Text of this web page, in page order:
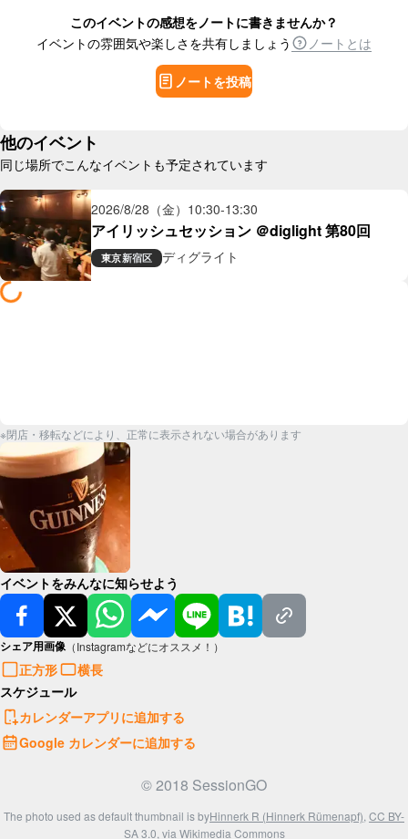
このイベントの感想をノートに書きませんか？
イベントの雰囲気や楽しさを共有しましょう
ノートとは
ノートを投稿
他のイベント
同じ場所でこんなイベントも予定されています
2026/8/28（金） 10:30-13:30
アイリッシュセッション ＠diglight 第80回
東京新宿区 ディグライト
※閉店・移転などにより、正常に表示されない場合があります
イベントをみんなに知らせよう
シェア用画像 （Instagramなどにオススメ！）
正方形
横長
スケジュール
カレンダーアプリに追加する
Google カレンダーに追加する
© 2018 SessionGO
The photo used as default thumbnail is byHinnerk R (Hinnerk Rümenapf),CC BY-
SA 3.0, via Wikimedia Commons